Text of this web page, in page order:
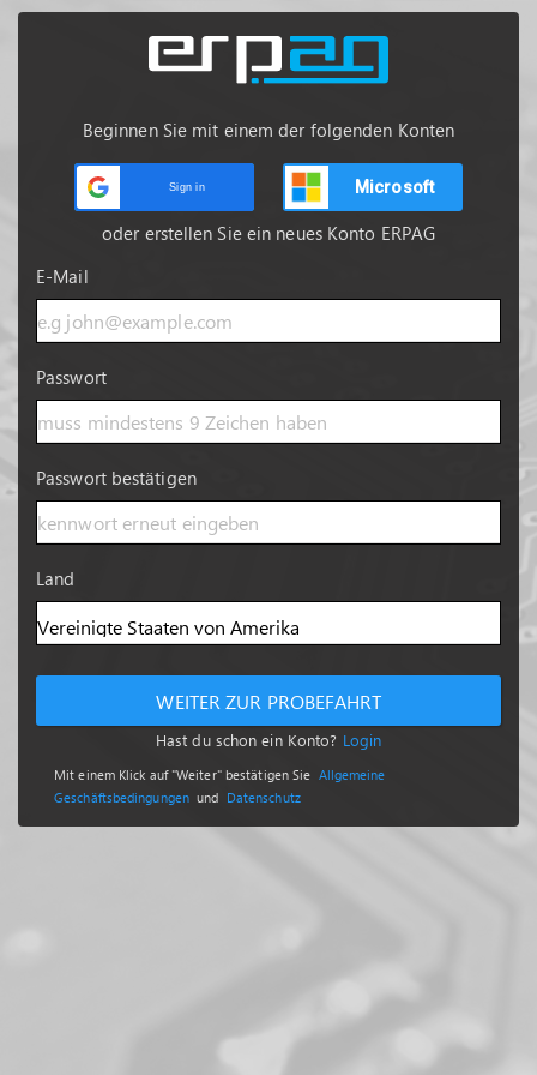
Beginnen Sie mit einem der folgenden Konten
Sign in Microsoft
oder erstellen Sie ein neues Konto ERPAG
E-Mail
Passwort
Passwort bestätigen
Land
WEITER ZUR PROBEFAHRT
Hast du schon ein Konto? Login
Mit einem Klick auf "Weiter" bestätigen Sie Allgemeine
Geschäftsbedingungen und Datenschutz